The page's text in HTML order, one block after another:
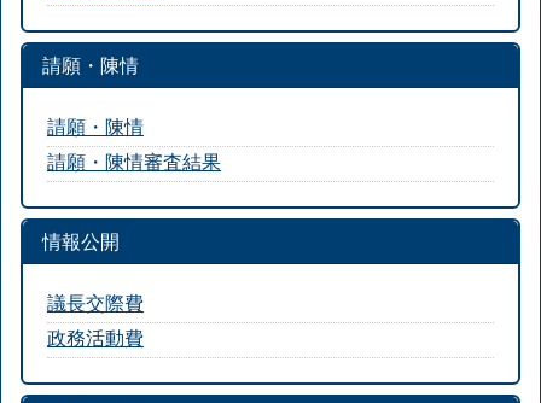
請願・陳情
請願・陳情
請願・陳情審査結果
情報公開
議長交際費
政務活動費